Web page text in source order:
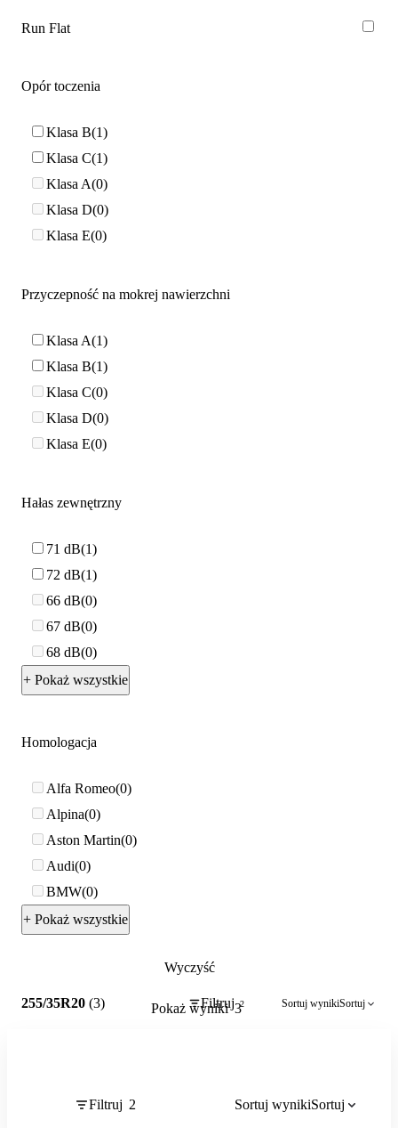
Run Flat
Opór toczenia
Klasa B 1
Klasa C 1
Klasa A 0
Klasa D 0
Klasa E 0
Przyczepność na mokrej nawierzchni
Klasa A 1
Klasa B 1
Klasa C 0
Klasa D 0
Klasa E 0
Hałas zewnętrzny
71 dB 1
72 dB 1
66 dB 0
67 dB 0
68 dB 0
+ Pokaż wszystkie
Homologacja
Alfa Romeo 0
Alpina 0
Aston Martin 0
Audi 0
BMW 0
+ Pokaż wszystkie
Wyczyść
Pokaż wyniki 3
255/35R20 (3) Filtruj 2 Sortuj wynikiSortuj
Filtruj 2 Sortuj wynikiSortuj